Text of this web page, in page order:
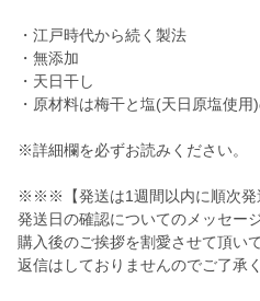
・江戸時代から続く製法
・無添加
・天日干し
・原材料は梅干と塩(天日原塩使用
※詳細欄を必ずお読みください。
※※※【発送は1週間以内に順次
発送日の確認についてのメッセー
購入後のご挨拶を割愛させて頂いて
返信はしておりませんのでご了承